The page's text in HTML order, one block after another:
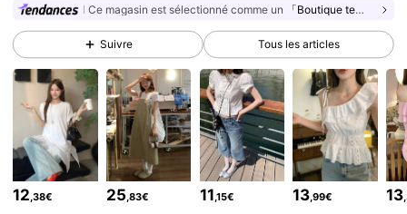
4,85 947K Suiveurs
4,85 947K Suiveurs
4,85 947K Suiveurs
4,85 947K Suiveurs
4,85 947K Suiveurs
4,85 947K Suiveurs
Ce magasin est sélectionné comme un 「Boutique tendance」
Suivre Tous les articles
12,38€ 25,83€ 11,15€ 13,99€ 13